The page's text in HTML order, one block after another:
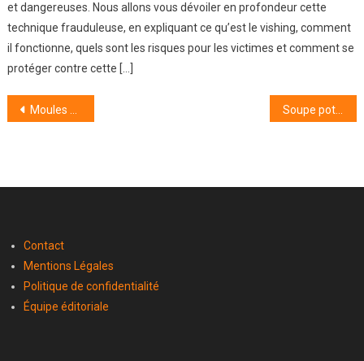
et dangereuses. Nous allons vous dévoiler en profondeur cette
technique frauduleuse, en expliquant ce qu’est le vishing, comment
il fonctionne, quels sont les risques pour les victimes et comment se
protéger contre cette […]
Navigation
Moules alla puttanesca : la recette italienne express qui fait voyager les papilles Soupe potimarron–châtaignes ultra onctueuse : ma recette réconfortante de saison
Contact
Mentions Légales
Politique de confidentialité
Équipe éditoriale